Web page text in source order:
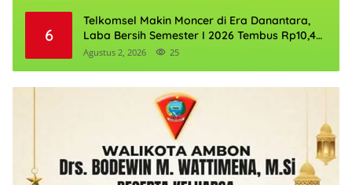
6
Telkomsel Makin Moncer di Era Danantara,
Laba Bersih Semester I 2026 Tembus Rp10,4
Triliun
Agustus 2, 2026 25